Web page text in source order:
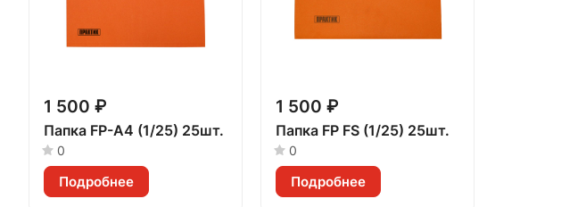
1 500 ₽
Папка FP-А4 (1/25) 25шт.
0
Подробнее
1 500 ₽
Папка FP FS (1/25) 25шт.
0
Подробнее